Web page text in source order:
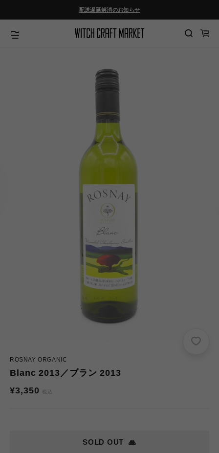
進
む
配送遅延解消のお知らせ
カ
ROSNAY ORGANIC
Blanc 2013／ブラン 2013
通
¥3,350 税込
🙏
SOLD OUT